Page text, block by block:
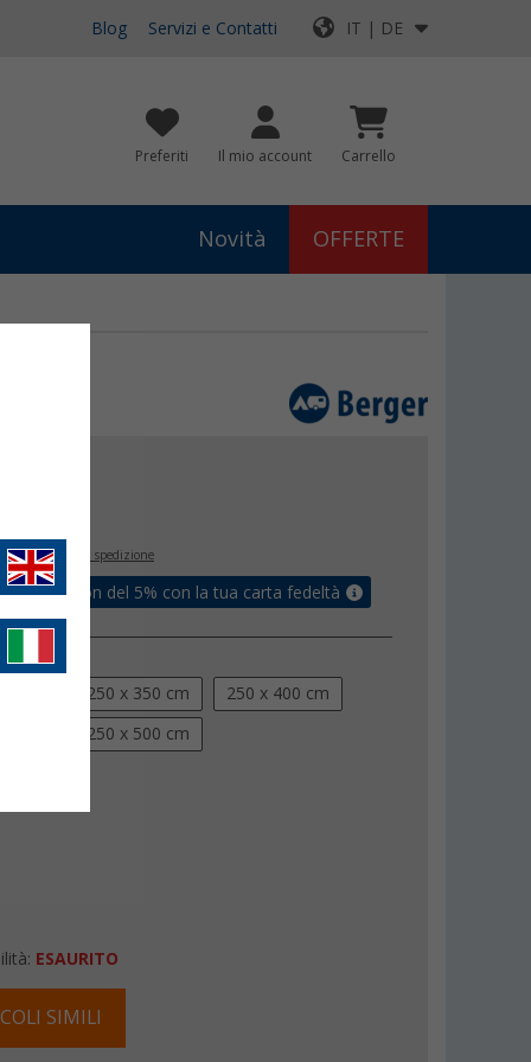
Blog Servizi e Contatti IT | DE
Preferiti Il mio account Carrello
Novità OFFERTE
+ Spese di spedizione
un coupon del 5% con la tua carta fedeltà
(Lxl)
250 x 350 cm 250 x 400 cm
250 x 500 cm
ESAURITO
SIMILI